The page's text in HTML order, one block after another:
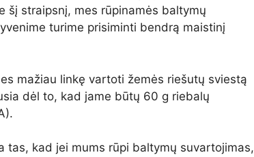
šį straipsnį, mes rūpinamės baltymų
turime prisiminti bendrą maistinį
mažiau linkę vartoti žemės riešutų sviestą
dėl to, kad jame būtų 60 g riebalų
tas, kad jei mums rūpi baltymų suvartojimas,